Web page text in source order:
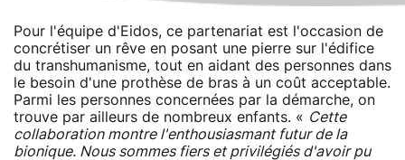
Pour l'équipe d'Eidos, ce partenariat est l'occasion de
concrétiser un rêve en posant une pierre sur l'édifice
du transhumanisme, tout en aidant des personnes dans
le besoin d'une prothèse de bras à un coût acceptable.
Parmi les personnes concernées par la démarche, on
trouve par ailleurs de nombreux enfants. « Cette
collaboration montre l'enthousiasmant futur de la
bionique. Nous sommes fiers et privilégiés d'avoir pu